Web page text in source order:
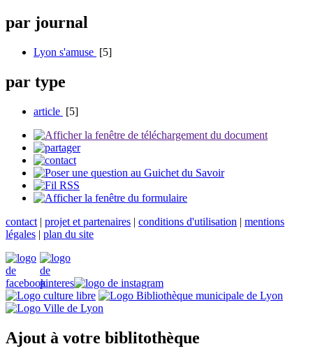
par journal
Lyon s'amuse [5]
par type
article [5]
contact | projet et partenaires | conditions d'utilisation | mentions
légales | plan du site
Ajout à votre biblitothèque